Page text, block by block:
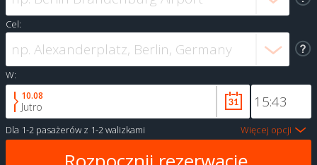
Cel:
W:
10.08
Jutro
Dla 1-2 pasażerów z 1-2 walizkami Więcej opcji